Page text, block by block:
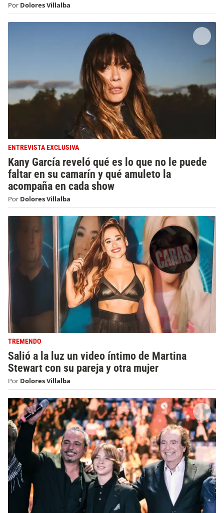
Por Dolores Villalba
ENTREVISTA EXCLUSIVA
Kany García reveló qué es lo que no le puede
faltar en su camarín y qué amuleto la
acompaña en cada show
Por Dolores Villalba
TREMENDO
Salió a la luz un video íntimo de Martina
Stewart con su pareja y otra mujer
Por Dolores Villalba